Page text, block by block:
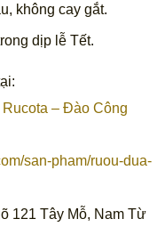
không cay gắt.
dịp lễ Tết.
– Đào Công
san-pham/ruou-dua-
121 Tây Mỗ, Nam Từ